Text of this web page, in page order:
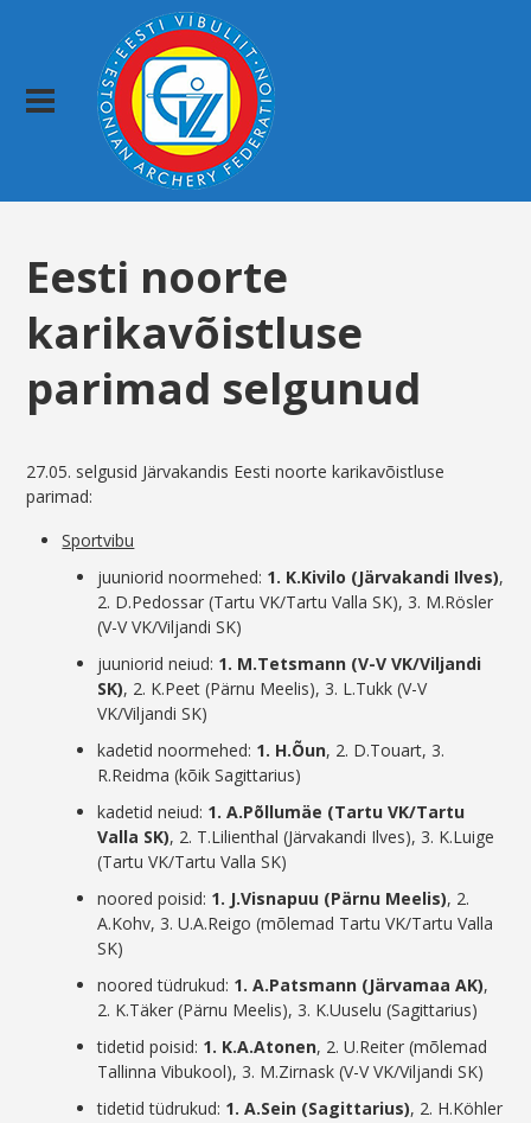
Eesti noorte
karikavõistluse
parimad selgunud
27.05. selgusid Järvakandis Eesti noorte karikavõistluse
parimad:
Sportvibu
juuniorid noormehed: 1. K.Kivilo (Järvakandi Ilves),
2. D.Pedossar (Tartu VK/Tartu Valla SK), 3. M.Rösler
(V-V VK/Viljandi SK)
juuniorid neiud: 1. M.Tetsmann (V-V VK/Viljandi
SK), 2. K.Peet (Pärnu Meelis), 3. L.Tukk (V-V
VK/Viljandi SK)
kadetid noormehed: 1. H.Õun, 2. D.Touart, 3.
R.Reidma (kõik Sagittarius)
kadetid neiud: 1. A.Põllumäe (Tartu VK/Tartu
Valla SK), 2. T.Lilienthal (Järvakandi Ilves), 3. K.Luige
(Tartu VK/Tartu Valla SK)
noored poisid: 1. J.Visnapuu (Pärnu Meelis), 2.
A.Kohv, 3. U.A.Reigo (mõlemad Tartu VK/Tartu Valla
SK)
noored tüdrukud: 1. A.Patsmann (Järvamaa AK),
2. K.Täker (Pärnu Meelis), 3. K.Uuselu (Sagittarius)
tidetid poisid: 1. K.A.Atonen, 2. U.Reiter (mõlemad
Tallinna Vibukool), 3. M.Zirnask (V-V VK/Viljandi SK)
tidetid tüdrukud: 1. A.Sein (Sagittarius), 2. H.Köhler